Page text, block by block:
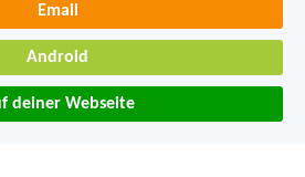
Email
Android
deiner Webseite